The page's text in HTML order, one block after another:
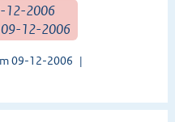
12-2006
09-12-2006
09-12-2006